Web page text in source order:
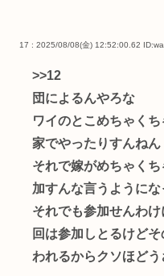
17 : 2025/08/08(金) 12:52:00.62
>>12
団によるんやろな
ワイのとこめちゃく
家でやったりすんねん
それで嫁がめちゃく
加すんな言うようにな
それでも参加せんわ
回は参加しとるけど
われるからクソほどう